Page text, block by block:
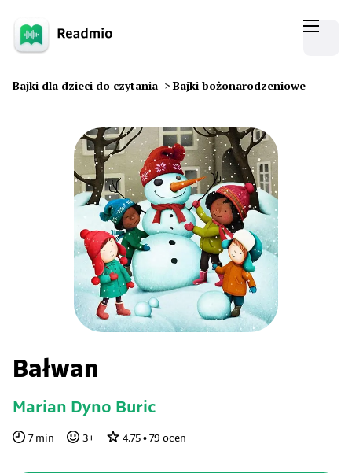
Bajki dla dzieci do czytania > Bajki bożonarodzeniowe
Bałwan
Marian Dyno Buric
7min 3+ 4.75 • 79 ocen